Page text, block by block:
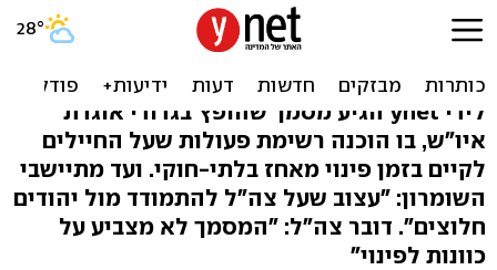
תצפיות וחסימות: כך מתכונן
צה"ל לפינוי מאחזים
לידי ynet הגיע מסמך שהופץ בגדודי אוגדת
איו"ש, בו הוכנה רשימת פעולות שעל החיילים
לקיים בזמן פינוי מאחז בלתי-חוקי. ועד מתיישבי
השומרון: "עצוב שעל צה"ל להתמודד מול יהודים
חלוצים". דובר צה"ל: "המסמך לא מצביע על
כוונות לפינוי"